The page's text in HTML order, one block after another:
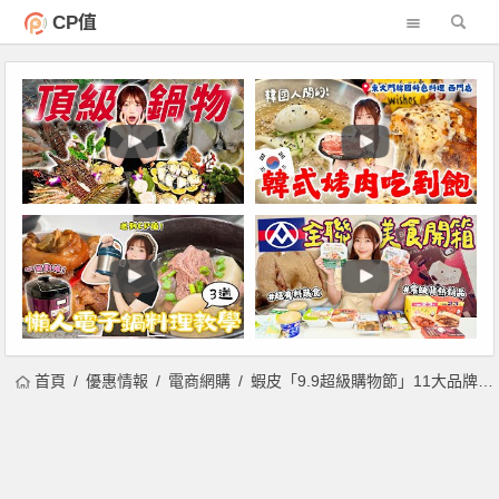
CP值
首頁 優惠情報 電商網購 蝦皮「9.9超級購物節」11大品牌30萬杯飲品1元起！0元免運、商城85折券、每天三時段9元商品限量搶購！